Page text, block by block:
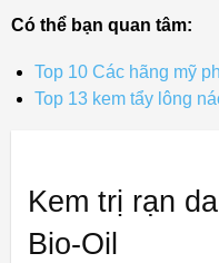
Có thể bạn quan tâm:
Top 10 Các hãng mỹ
Top 13 kem tẩy lông
Kem trị rạn
Bio-Oil